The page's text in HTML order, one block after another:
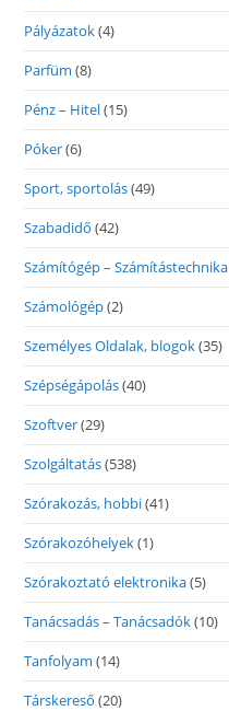
Pályázatok(4)
Parfüm (8)
Pénz – Hitel(15)
Póker(6)
Sport, sportolás(49)
Szabadidő (42)
Számítógép – Számítástechnika
Számológép(2)
Személyes Oldalak, blogok(35)
Szépségápolás(40)
Szoftver(29)
Szolgáltatás(538)
Szórakozás, hobbi(41)
Szórakozóhelyek(1)
Szórakoztató elektronika(5)
Tanácsadás – Tanácsadók(10)
Tanfolyam (14)
Társkereső (20)